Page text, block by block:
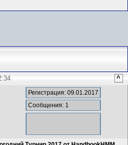
^
Регистрация: 09.01.2017
Сообщения: 1